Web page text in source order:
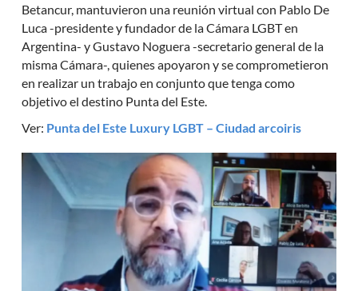
Betancur, mantuvieron una reunión virtual con Pablo De
Luca -presidente y fundador de la Cámara LGBT en
Argentina- y Gustavo Noguera -secretario general de la
misma Cámara-, quienes apoyaron y se comprometieron
en realizar un trabajo en conjunto que tenga como
objetivo el destino Punta del Este.
Ver: Punta del Este Luxury LGBT – Ciudad arcoiris